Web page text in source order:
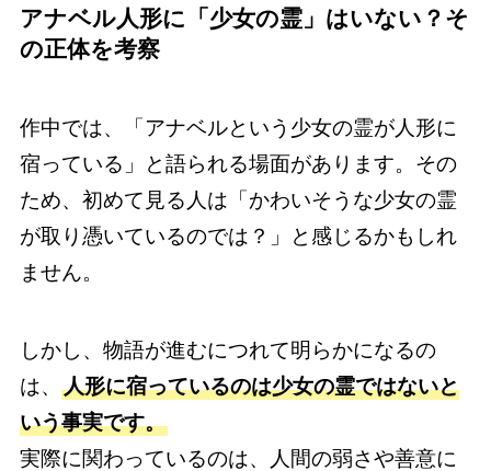
アナベル人形に「少女の霊」はいない？そ
の正体を考察
作中では、「アナベルという少女の霊が人形に
宿っている」と語られる場面があります。その
ため、初めて見る人は「かわいそうな少女の霊
が取り憑いているのでは？」と感じるかもしれ
ません。
しかし、物語が進むにつれて明らかになるの
は、 人形に宿っているのは少女の霊ではないと
いう事実です。
実際に関わっているのは、人間の弱さや善意に